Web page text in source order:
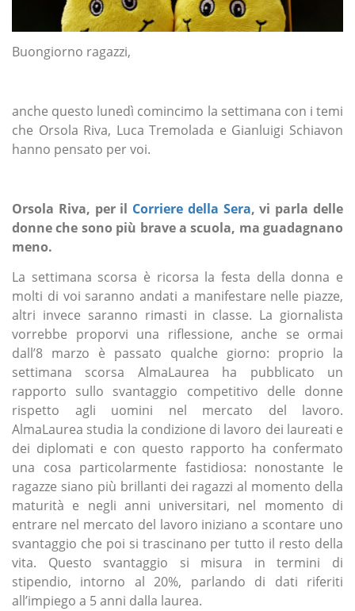
Buongiorno ragazzi,
anche questo lunedì comincimo la settimana con i temi
che Orsola Riva, Luca Tremolada e Gianluigi Schiavon
hanno pensato per voi.
Orsola Riva, per il Corriere della Sera, vi parla delle
donne che sono più brave a scuola, ma guadagnano
meno.
La settimana scorsa è ricorsa la festa della donna e
molti di voi saranno andati a manifestare nelle piazze,
altri invece saranno rimasti in classe. La giornalista
vorrebbe proporvi una riflessione, anche se ormai
dall’8 marzo è passato qualche giorno: proprio la
settimana scorsa AlmaLaurea ha pubblicato un
rapporto sullo svantaggio competitivo delle donne
rispetto agli uomini nel mercato del lavoro.
AlmaLaurea studia la condizione di lavoro dei laureati e
dei diplomati e con questo rapporto ha confermato
una cosa particolarmente fastidiosa: nonostante le
ragazze siano più brillanti dei ragazzi al momento della
maturità e negli anni universitari, nel momento di
entrare nel mercato del lavoro iniziano a scontare uno
svantaggio che poi si trascinano per tutto il resto della
vita. Questo svantaggio si misura in termini di
stipendio, intorno al 20%, parlando di dati riferiti
all’impiego a 5 anni dalla laurea.